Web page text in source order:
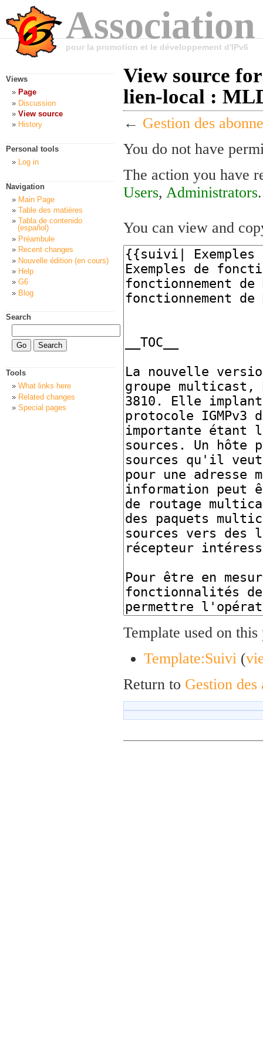
pour la promotion et le développement d'IPv6
View source
lien-local :
← Gestion des
You do not have
The action you have
Users, Administrators.
You can view and
Template used on this
Template:Suivi (
Return to Gestion
Views
Page
Discussion
View source
History
Personal tools
Log in
Navigation
Main Page
Table des matières
Tabla de contenido
(español)
Préambule
Recent changes
Nouvelle édition (en cours)
Help
G6
Blog
Search
Tools
What links here
Related changes
Special pages